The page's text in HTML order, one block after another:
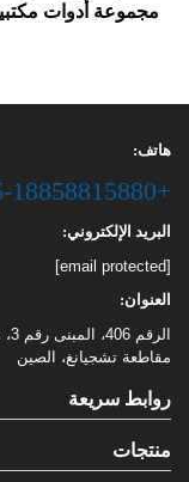
مجموعة أدوات
هاتف:
+86-18858815880
البريد الإلكتروني:
[email protected]
العنوان:
مقاطعة تشجيانغ، الصين
روابط سريعة
منتجات